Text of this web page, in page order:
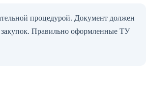
процедурой. Документ должен
Правильно оформленные ТУ